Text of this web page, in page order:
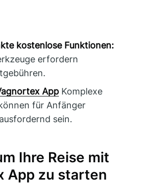
kostenlose Funktionen:
erfordern
App Komplexe
für Anfänger
sein.
Ihre Reise mit
App zu starten